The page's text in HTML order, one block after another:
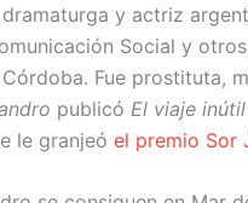
y actriz
Social y
Fue prostituta,
publicó El viaje inútil
le granjeó el premio Sor